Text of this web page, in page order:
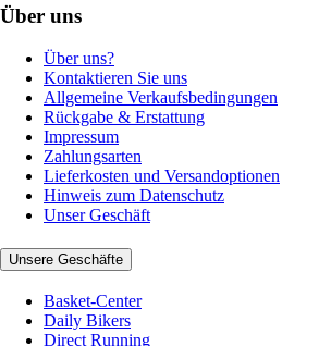
Über uns
Über uns?
Kontaktieren Sie uns
Allgemeine Verkaufsbedingungen
Rückgabe & Erstattung
Impressum
Zahlungsarten
Lieferkosten und Versandoptionen
Hinweis zum Datenschutz
Unser Geschäft
Unsere Geschäfte
Basket-Center
Daily Bikers
Direct Running